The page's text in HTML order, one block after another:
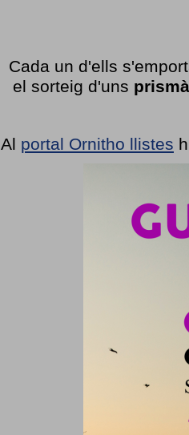
Cada un d'ells
el sorteig d'uns
Al portal Ornitho llistes